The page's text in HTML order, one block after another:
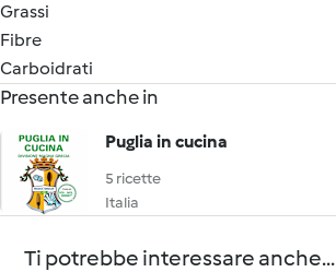
Grassi
Fibre
Carboidrati
Presente anche in
Puglia in cucina
5 ricette
Italia
Ti potrebbe interessare anche...